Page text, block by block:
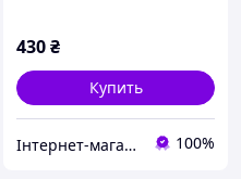
430₴
Купить
Інтернет-магазин "Allana" 100%